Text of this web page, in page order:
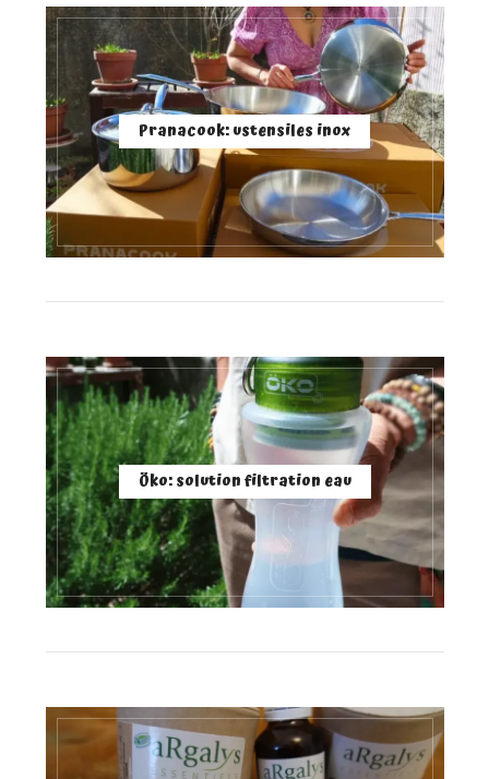
Pranacook: ustensiles inox
Öko: solution filtration eau